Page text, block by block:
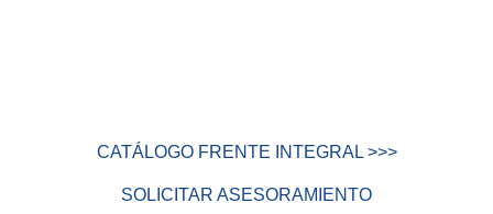
CATÁLOGO FRENTE INTEGRAL >>>
SOLICITAR ASESORAMIENTO